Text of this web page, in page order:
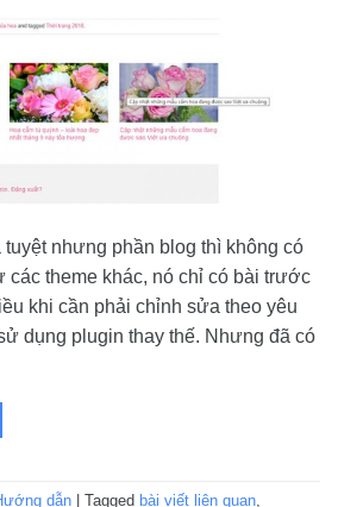
nhưng phần blog thì không có
các theme khác, nó chỉ có bài trước
khi cần phải chỉnh sửa theo yêu
dụng plugin thay thế. Nhưng đã có
dẫn Tagged bài viết liên quan,